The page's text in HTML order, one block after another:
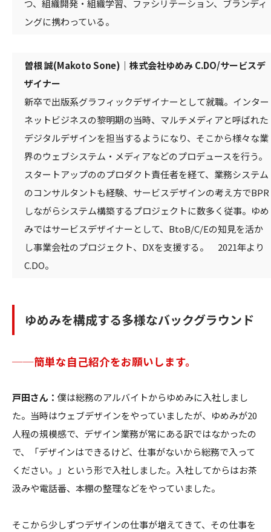
つ、組織開発・組織学習、ファシリテーション、ブランディ
ングに携わっている。
曽根 誠(Makoto Sone)｜株式会社ゆめみ C.DO/サービスデ
ザイナー
新卒で出版系グラフィックデザイナーとして就職。インター
ネットビジネスの黎明期の当時、マルチメディアと呼ばれた
デジタルデザインを担当するようになり、そこから様々な業
界のウェブシステム・メディアなどのプロデュースを行う。
スタートアップののプロダクト責任者を経て、業務システム
のコンサルタントも経験、サービスデザインの考え方でBPR
しながらシステム構築するプロジェクトに数多く従事。ゆめ
みではサービスデザイナーとして、BtoB/C/Eの知見を活か
し事業会社のプロジェクト、DXを支援する。 2021年より
C.DO。
ゆめみを構成する多様なバックグラウンド
──簡単な自己紹介をお願いします。
戸田さん： 僕は総務のアルバイトからゆめみに入社しまし
た。当時はウェブデザインをやっていましたが、ゆめみが20
人程の規模感で、デザイン業務が常にある訳ではなかったの
で、「デザインはできるけど、仕事がないから総務で入って
ください。」という形で入社しました。入社してからはお茶
汲みや電話番、本棚の整理などをやっていました。
そこから少しずつデザインの仕事が増えてきて、その仕事を